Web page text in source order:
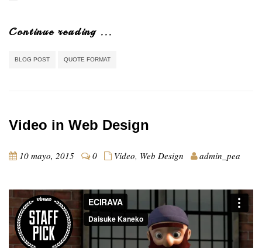
Continue reading ...
BLOG POST QUOTE FORMAT
Video in Web Design
10 mayo, 2015 0 Video, Web Design admin_pea